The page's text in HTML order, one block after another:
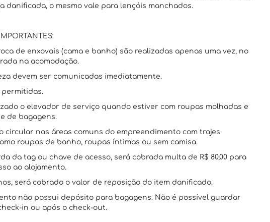
danificada, o mesmo vale para lençóis manchados.
de enxovais (cama e banho) são realizadas apenas uma vez, no
na acomodação.
devem ser comunicadas imediatamente.
permitidas.
o elevador de serviço quando estiver com roupas molhadas e
de bagagens.
circular nas áreas comuns do empreendimento com trajes
roupas de banho, roupas íntimas ou sem camisa.
da tag ou chave de acesso, será cobrada multa de R$ 80,00 para
ao alojamento.
será cobrado o valor de reposição do item danificado.
não possui depósito para bagagens. Não é possível guardar
in ou após o check-out.